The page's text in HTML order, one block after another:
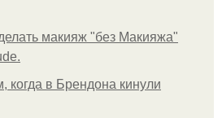
макияж "без Макияжа"
в Брендона кинули